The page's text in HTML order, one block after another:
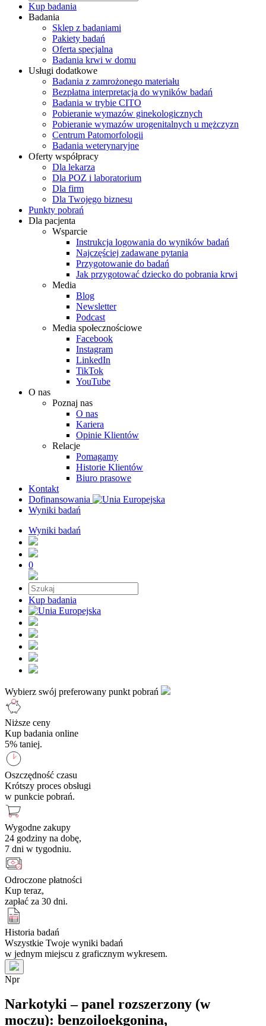
Kup badania
Badania
Sklep z badaniami
Pakiety badań
Oferta specjalna
Badania krwi w domu
Usługi dodatkowe
Badania z zamrożonego materiału
Bezpłatna interpretacja do wyników badań
Badania w trybie CITO
Pobieranie wymazów ginekologicznych
Pobieranie wymazów urogenitalnych u mężczyzn
Centrum Patomorfologii
Badania weterynaryjne
Oferty współpracy
Dla lekarza
Dla POZ i laboratorium
Dla firm
Dla Twojego biznesu
Punkty pobrań
Dla pacjenta
Wsparcie
Instrukcja logowania do wyników badań
Najczęściej zadawane pytania
Przygotowanie do badań
Jak przygotować dziecko do pobrania krwi
Media
Blog
Newsletter
Podcast
Media społecznościowe
Facebook
Instagram
LinkedIn
TikTok
YouTube
O nas
Poznaj nas
O nas
Kariera
Opinie Klientów
Relacje
Pomagamy
Historie Klientów
Biuro prasowe
Kontakt
Dofinansowania
Wyniki badań
Wyniki badań
0
Kup badania
Wybierz swój preferowany punkt pobrań
Niższe ceny
Kup badania online
5% taniej.
Oszczędność czasu
Krótszy proces obsługi
w punkcie pobrań.
Wygodne zakupy
24 godziny na dobę,
7 dni w tygodniu.
Odroczone płatności
Kup teraz,
zapłać za 30 dni.
Historia badań
Wszystkie Twoje wyniki badań
w jednym miejscu z graficznym wykresem.
Npr
Narkotyki – panel rozszerzony (w
moczu): benzoiloekgonina,